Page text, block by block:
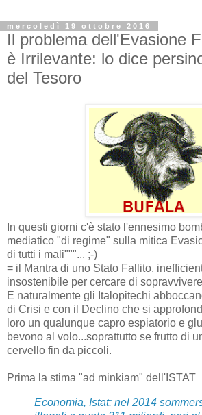
mercoledì 19 ottobre 2016
Il problema dell'Evasione
è Irrilevante: lo dice
del Tesoro
In questi giorni c'è stato l'ennesimo
mediatico "di regime" sulla mitica
di tutti i mali"""... ;-)
= il Mantra di uno Stato Fallito,
insostenibile per cercare di
E naturalmente gli Italopitechi
di Crisi e con il Declino che si
loro un qualunque capro espiatorio e
bevono al volo...soprattutto se frutto di
cervello fin da piccoli.
Prima la stima "ad minkiam" dell'ISTAT
Economia, Istat: nel 2014